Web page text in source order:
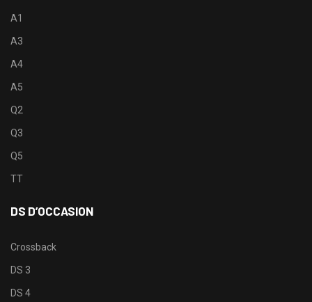
A1
A3
A4
A5
Q2
Q3
Q5
TT
DS D’OCCASION
Crossback
DS 3
DS 4